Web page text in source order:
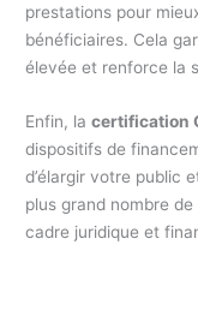
prestations pour
bénéficiaires. Cela
élevée et renforce la
Enfin, lacertification
dispositifs de
d’élargir votre public
plus grand nombre
cadre juridique et